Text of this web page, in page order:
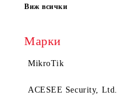
Виж всички
Марки
MikroTik
ACESEE Security, Ltd.